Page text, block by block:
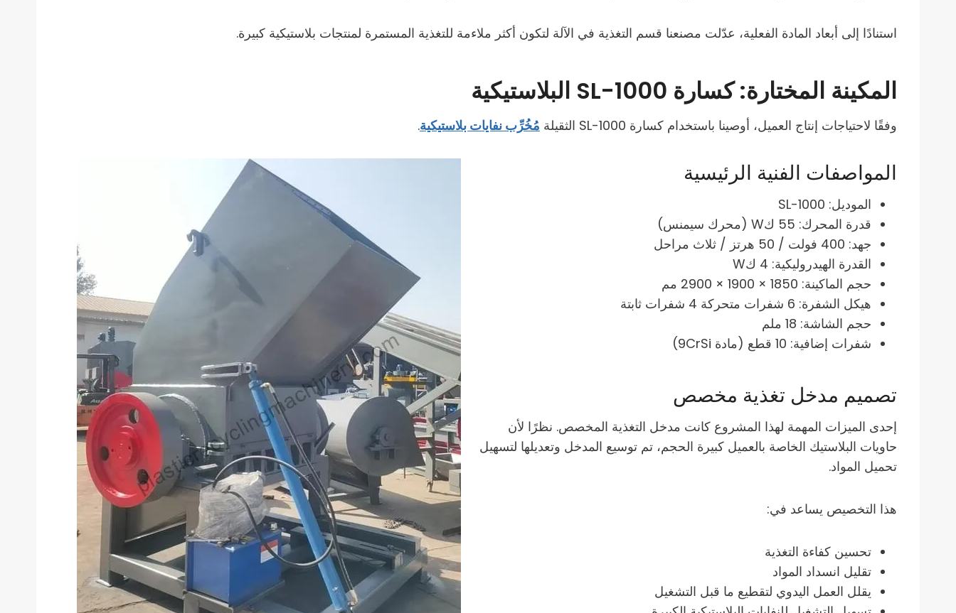
استنادًا إلى أبعاد المادة الفعلية، عدّلت مصنعنا قسم التغذية في الآلة لتكون أكثر ملاءمة للتغذية المستمرة لمنتجات بلاستيكية كبيرة.
المكينة المختارة: كسارة SL-1000 البلاستيكية
وفقًا لاحتياجات إنتاج العميل، أوصينا باستخدام كسارة SL-1000 الثقيلة مُخُرِّب نفايات بلاستيكية.
المواصفات الفنية الرئيسية
الموديل: SL-1000
قدرة المحرك: 55 كW (محرك سيمنس)
جهد: 400 فولت / 50 هرتز / ثلاث مراحل
القدرة الهيدروليكية: 4 كW
حجم الماكينة: 1850 × 1900 × 2900 مم
هيكل الشفرة: 6 شفرات متحركة 4 شفرات ثابتة
حجم الشاشة: 18 ملم
شفرات إضافية: 10 قطع (مادة 9CrSi)
تصميم مدخل تغذية مخصص
إحدى الميزات المهمة لهذا المشروع كانت مدخل التغذية المخصص. نظرًا لأن
حاويات البلاستيك الخاصة بالعميل كبيرة الحجم، تم توسيع المدخل وتعديلها لتسهيل
تحميل المواد.
هذا التخصيص يساعد في:
تحسين كفاءة التغذية
تقليل انسداد المواد
يقلل العمل اليدوي لتقطيع ما قبل التشغيل